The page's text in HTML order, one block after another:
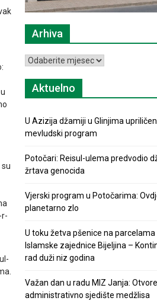
r-
Arhiva
Arhiva
Aktuelno
U Azizija džamiji u Glinjima
mevludski program
Potočari: Reisul-ulema predvodio
žrtava genocida
Vjerski program u Potočarima:
planetarno zlo
U toku žetva pšenice na parcelama
Islamske zajednice Bijeljina –
rad duži niz godina
Važan dan u radu MIZ Janja:
administrativno sjedište medžlisa